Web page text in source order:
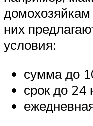
них
условия:
сумма до
срок до 24